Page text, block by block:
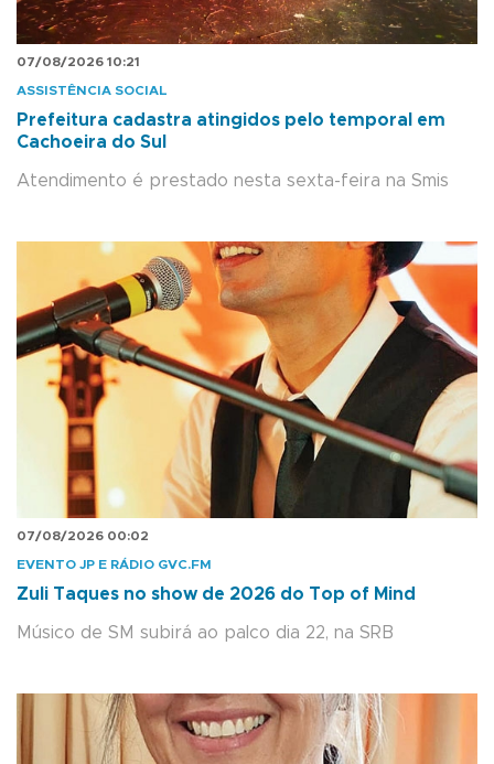
07/08/2026 10:21
ASSISTÊNCIA SOCIAL
Prefeitura cadastra atingidos pelo temporal em
Cachoeira do Sul
Atendimento é prestado nesta sexta-feira na Smis
07/08/2026 00:02
EVENTO JP E RÁDIO GVC.FM
Zuli Taques no show de 2026 do Top of Mind
Músico de SM subirá ao palco dia 22, na SRB